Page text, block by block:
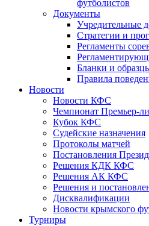
футболистов
Документы
Учредительные
Стратегии и
Регламенты
Бланки и
Правила
Новости
Новости КФС
Чемпионат Премьер-
Кубок КФС
Судейские назначения
Протоколы матчей
Постановления
Решения КДК КФС
Решения АК КФС
Решения и
Дисквалификации
Новости крымского
Турниры